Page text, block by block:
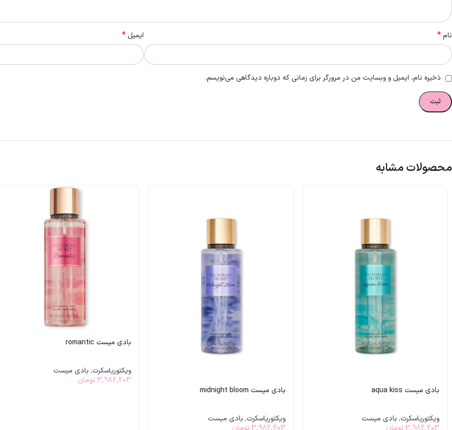
نام* ایمیل *
ذخیره نام، ایمیل و وبسایت من در مرورگر برای زمانی که دوباره دیدگاهی می‌نویسم.
محصولات مشابه
بادی میست aqua kiss
ویکتوریاسکرت, بادی میست
بادی میست midnight bloom
ویکتوریاسکرت, بادی میست
بادی میست romantic
ویکتوریاسکرت, بادی میست
3,982,203 تومان